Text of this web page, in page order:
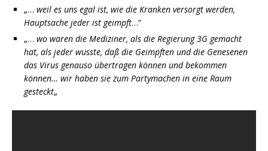
„… weil es uns egal ist, wie die Kranken versorgt werden,
Hauptsache jeder ist geimpft…“
„… wo waren die Mediziner, als die Regierung 3G gemacht
hat, als jeder wusste, daß die Geimpften und die Genesenen
das Virus genauso übertragen können und bekommen
können… wir haben sie zum Partymachen in eine Raum
gesteckt„